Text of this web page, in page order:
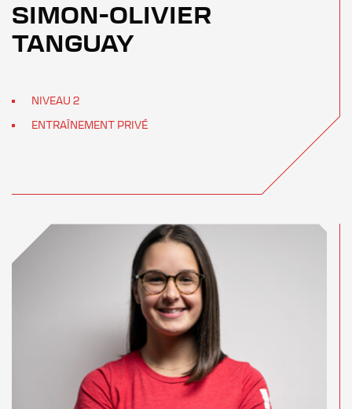
SIMON-OLIVIER
TANGUAY
NIVEAU 2
ENTRAÎNEMENT PRIVÉ